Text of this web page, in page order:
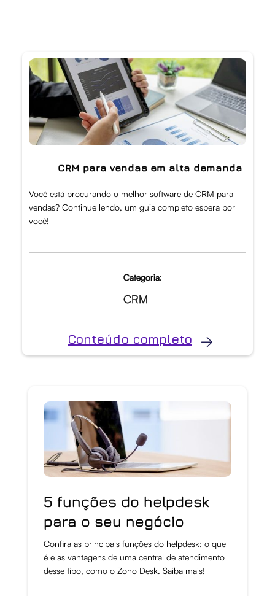
CRM para vendas em alta demanda
Você está procurando o melhor software de CRM para
vendas? Continue lendo, um guia completo espera por
você!
Categoria:
CRM
Conteúdo completo
5 funções do helpdesk
para o seu negócio
Confira as principais funções do helpdesk: o que
é e as vantagens de uma central de atendimento
desse tipo, como o Zoho Desk. Saiba mais!